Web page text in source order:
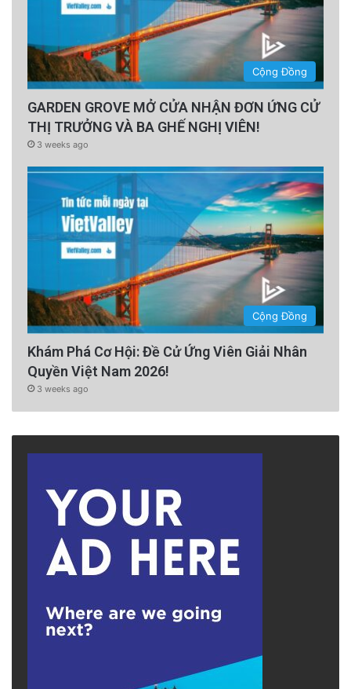
Cộng Đồng
GARDEN GROVE MỞ CỬA NHẬN ĐƠN ỨNG CỬ
THỊ TRƯỞNG VÀ BA GHẾ NGHỊ VIÊN!
3 weeks ago
Cộng Đồng
Khám Phá Cơ Hội: Đề Cử Ứng Viên Giải Nhân
Quyền Việt Nam 2026!
3 weeks ago